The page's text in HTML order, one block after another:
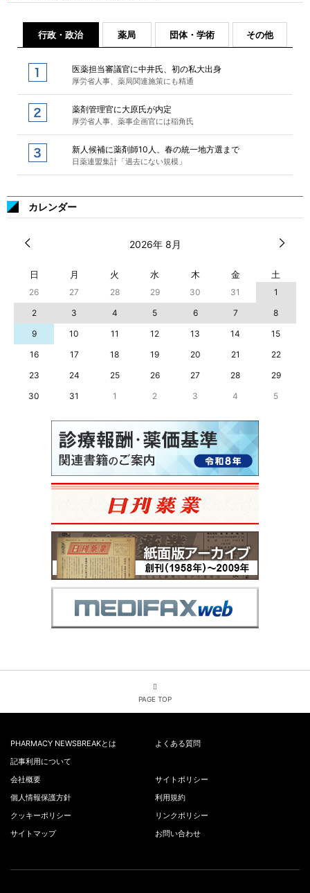
行政・政治 薬局 団体・学術 その他
医薬担当審議官に中井氏、初の私大出身
厚労省人事、薬局関連施策にも精通
薬剤管理官に大原氏が内定
厚労省人事、薬事企画官には稲角氏
新人候補に薬剤師10人、春の統一地方選まで
日薬連盟集計「過去にない規模」
カレンダー
2026年 8月
日 月 火 水 木 金 土
26 27 28 29 30 31
1
2
3 4 5 6 7
8
9
10 11 12 13 14
15
16
17 18 19 20 21
22
23
24 25 26 27 28
29
30
31 1 2 3 4 5
PAGE TOP
PHARMACY NEWSBREAKとは
よくある質問
記事利用について
会社概要
サイトポリシー
個人情報保護方針
利用規約
クッキーポリシー
リンクポリシー
サイトマップ
お問い合わせ